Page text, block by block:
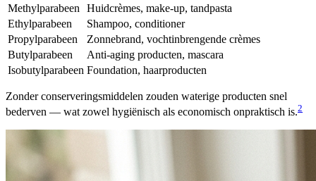
Methylparabeen
Huidcrèmes, make-up, tandpasta
Ethylparabeen
Shampoo, conditioner
Propylparabeen
Zonnebrand, vochtinbrengende crèmes
Butylparabeen
Anti-aging producten, mascara
Isobutylparabeen Foundation, haarproducten
Zonder conserveringsmiddelen zouden waterige producten snel
bederven — wat zowel hygiënisch als economisch onpraktisch is.2